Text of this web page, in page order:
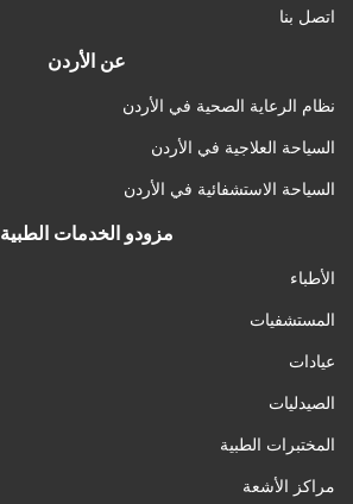
اتصل بنا
عن الأردن
نظام الرعاية الصحية في الأردن
السياحة العلاجية في الأردن
السياحة الاستشفائية في الأردن
مزودو الخدمات الطبية
الأطباء
المستشفيات
عيادات
الصيدليات
المختبرات الطبية
مراكز الأشعة